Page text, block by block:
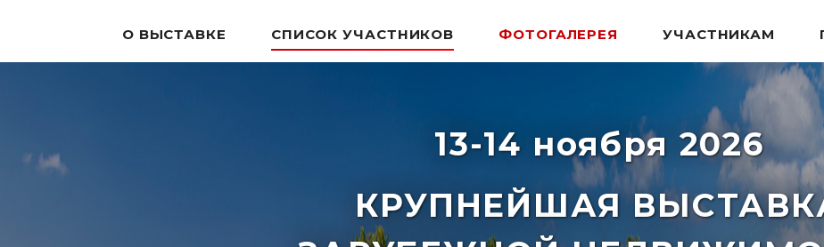
О ВЫСТАВКЕ СПИСОК УЧАСТНИКОВ ФОТОГАЛЕРЕЯ УЧАСТНИКАМ
13-14 ноября 2026
КРУПНЕЙШАЯ